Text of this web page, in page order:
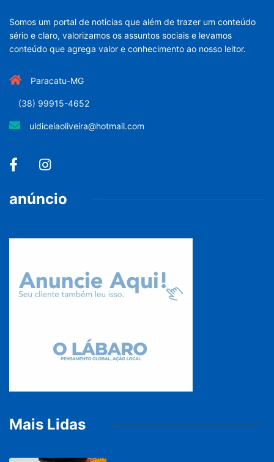
Somos um portal de noticias que além de trazer um conteúdo
sério e claro, valorizamos os assuntos sociais e levamos
conteúdo que agrega valor e conhecimento ao nosso leitor.
Paracatu-MG
(38) 99915-4652
uldiceiaoliveira@hotmail.com
anúncio
Mais Lidas